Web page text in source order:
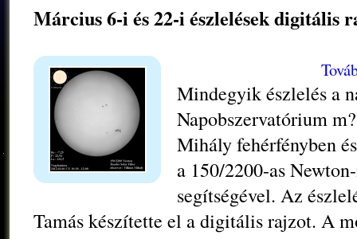
Március 6-i és 22-i észlelések digitális
Mindegyik észlelés a
Napobszervatórium
Mihály fehérfényben
a 150/2200-as
segítségével. Az
Tamás készítette el a digitális rajzot. A